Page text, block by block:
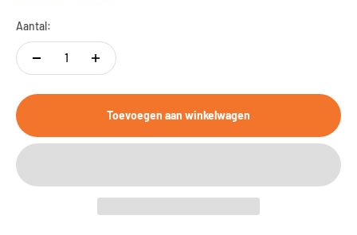
Aantal:
Toevoegen aan winkelwagen